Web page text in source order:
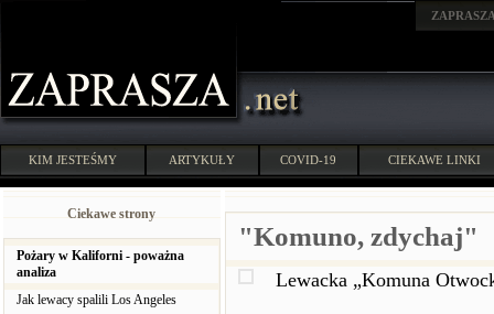
KIM JESTEŚMY ARTYKUŁY COVID-19 CIEKAWE LINKI
Ciekawe strony
Pożary w Kaliforni - poważna
analiza
Jak lewacy spalili Los Angeles
"Komuno, zdychaj"
Lewacka „Komuna